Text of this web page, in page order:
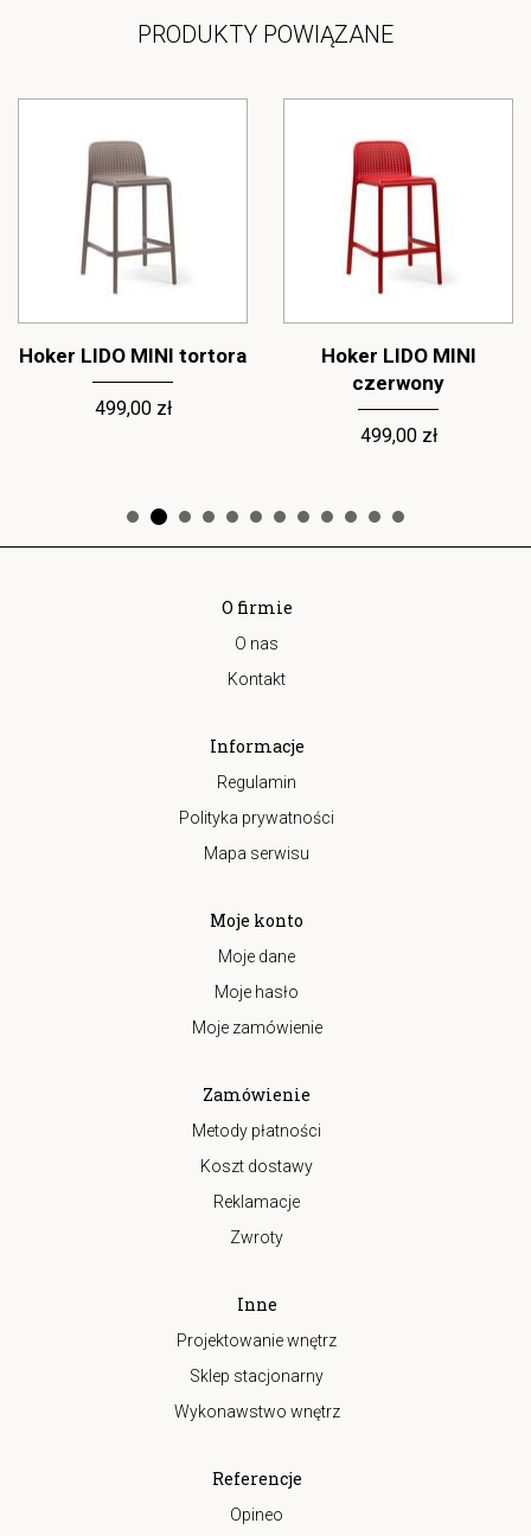
PRODUKTY POWIĄZANE
Hoker LIDO MINI tortora
499,00 zł
Hoker LIDO MINI
czerwony
499,00 zł
O firmie
O nas
Kontakt
Informacje
Regulamin
Polityka prywatności
Mapa serwisu
Moje konto
Moje dane
Moje hasło
Moje zamówienie
Zamówienie
Metody płatności
Koszt dostawy
Reklamacje
Zwroty
Inne
Projektowanie wnętrz
Sklep stacjonarny
Wykonawstwo wnętrz
Referencje
Opineo